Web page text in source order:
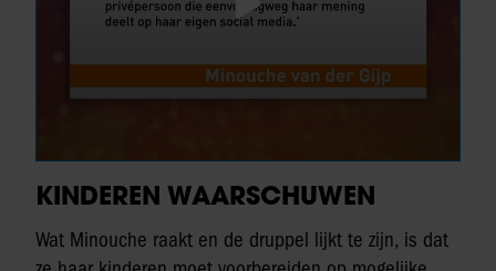
KINDEREN WAARSCHUWEN
Wat Minouche raakt en de druppel lijkt te zijn, is dat